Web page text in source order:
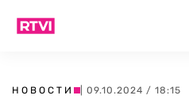
НОВОСТИ | 09.10.2024 / 18:15